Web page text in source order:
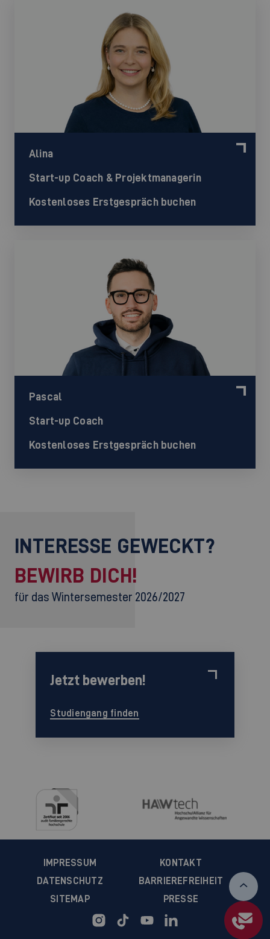
Alina
Start-up Coach & Projektmanagerin
Kostenloses Erstgespräch buchen
Pascal
Start-up Coach
Kostenloses Erstgespräch buchen
INTERESSE GEWECKT?
BEWIRB DICH!
für das Wintersemester 2026/2027
Jetzt bewerben!
Studiengang finden
IMPRESSUM
KONTAKT
DATENSCHUTZ
BARRIEREFREIHEIT
SITEMAP
PRESSE